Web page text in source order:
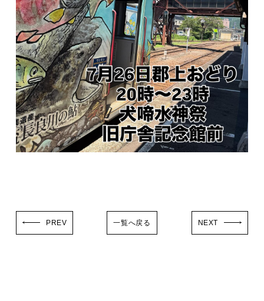
NEXT
一覧へ戻る
PREV